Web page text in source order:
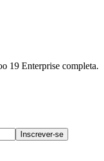
19 Enterprise completa.
Inscrever-se